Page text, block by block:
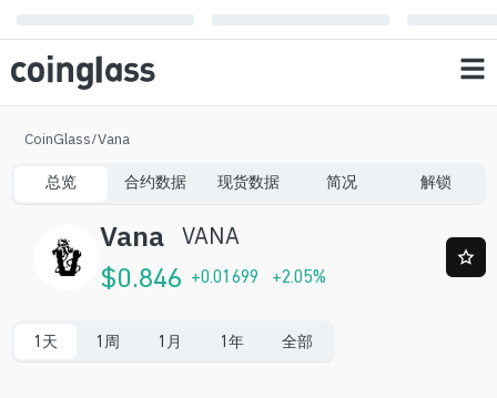
CoinGlass/Vana
总览 合约数据 现货数据 简况 解锁
Vana VANA
$0.846 +0.01699 +2.05%
1天 1周 1月 1年 全部